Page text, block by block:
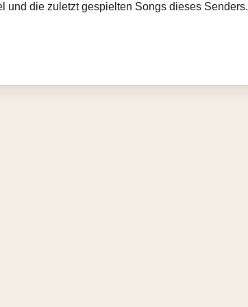
und die zuletzt gespielten Songs dieses Senders.